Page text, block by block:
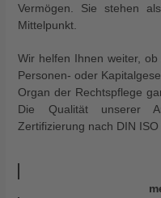
Vermögen. Sie stehen
Mittelpunkt.
Wir helfen Ihnen weiter, ob
Personen- oder
Organ der Rechtspflege
Die Qualität unserer
Zertifizierung nach DIN